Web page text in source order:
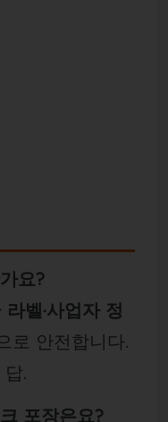
요?
라벨·사업자 정
로 안전합니다.
.
포장은요?